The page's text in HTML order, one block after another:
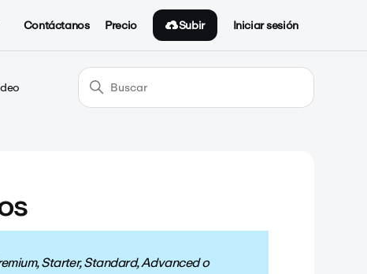
Contáctanos Precio Subir Iniciar sesión
Starter, Standard, Advanced o